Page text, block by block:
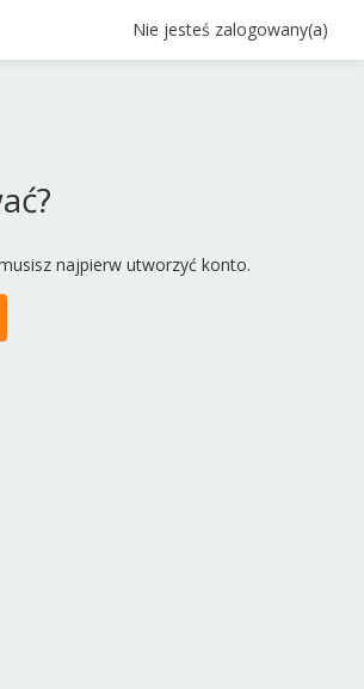
Nie jesteś zalogowany(a)
najpierw utworzyć konto.